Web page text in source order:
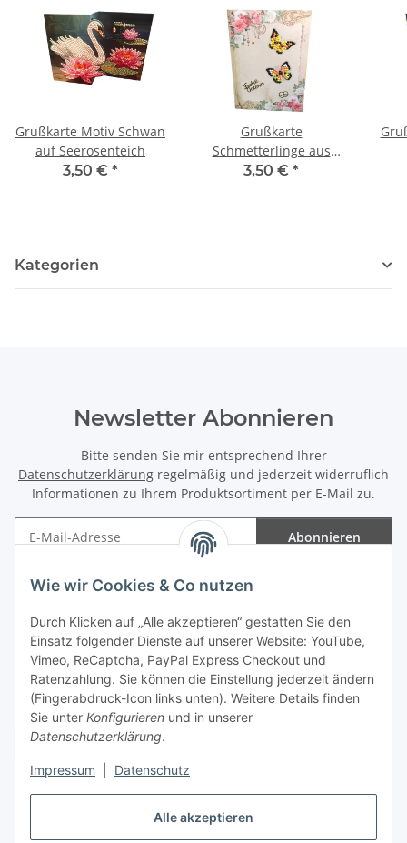
Alle akzeptieren
Wie wir Cookies & Co nutzen
Durch Klicken auf „Alle akzeptieren“ gestatten Sie den
Einsatz folgender Dienste auf unserer Website: YouTube,
Vimeo, ReCaptcha, PayPal Express Checkout und
Ratenzahlung. Sie können die Einstellung jederzeit ändern
(Fingerabdruck-Icon links unten). Weitere Details finden
Sie unter Konfigurieren und in unserer
Datenschutzerklärung.
Impressum Datenschutz
Grußkarte Motiv Schwan
auf Seerosenteich
3,50 € *
Grußkarte
Schmetterlinge aus
Diamond Painting,
3,50 € *
Kategorien
Newsletter Abonnieren
Bitte senden Sie mir entsprechend Ihrer
Datenschutzerklärung regelmäßig und jederzeit widerruflich
Informationen zu Ihrem Produktsortiment per E-Mail zu.
Abonnieren
Gesetzliche Informationen
Vertrag widerrufen